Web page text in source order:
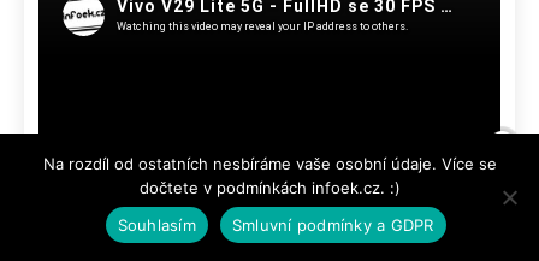
Na rozdíl od ostatních nesbíráme vaše osobní údaje. Více se
dočtete v podmínkách infoek.cz. :)
Souhlasím
Smluvní podmínky a GDPR